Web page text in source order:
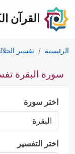
القرآن
الرئيسية تفسير
سورة البقرة
اختر سورة
اختر التفسير